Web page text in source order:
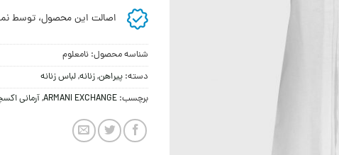
اصالت این محصول، توسط
شناسه محصول: نامعلوم
دسته: پيراهن,زنانه,لباس زنانه
برچسب: ARMANI EXCHANGE
,آرمانی